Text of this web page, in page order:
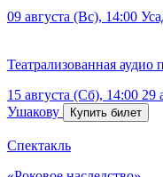
09 августа (Вс), 14:00
Театрализованная аудио
15 августа (Сб), 14:00 29
Ушакову
Спектакль